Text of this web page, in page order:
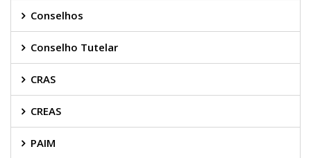
Conselhos
Conselho Tutelar
CRAS
CREAS
PAIM